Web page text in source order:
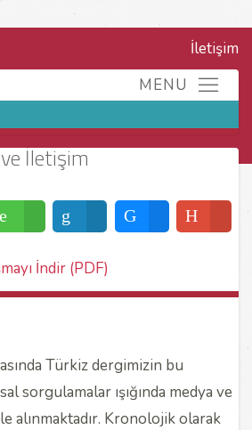
İletişim
İletişim
İndir (PDF)
Türkiz dergimizin bu
sorgulamalar ışığında medya ve
alınmaktadır. Kronolojik olarak